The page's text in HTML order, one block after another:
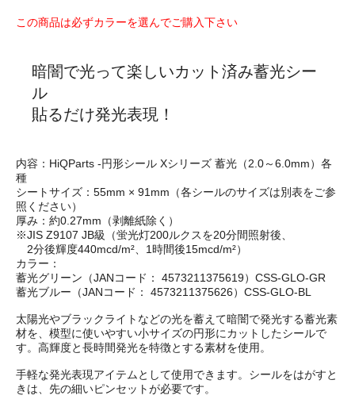
この商品は必ずカラーを選んでご購入下さい
暗闇で光って楽しいカット済み蓄光シー
ル
貼るだけ発光表現！
内容：HiQParts -円形シール Xシリーズ 蓄光（2.0～6.0mm）各
種
シートサイズ：55mm × 91mm（各シールのサイズは別表をご参
照ください）
厚み：約0.27mm（剥離紙除く）
※JIS Z9107 JB級（蛍光灯200ルクスを20分間照射後、
2分後輝度440mcd/m²、1時間後15mcd/m²）
カラー：
蓄光グリーン（JANコード： 4573211375619）CSS-GLO-GR
蓄光ブルー（JANコード： 4573211375626）CSS-GLO-BL
太陽光やブラックライトなどの光を蓄えて暗闇で発光する蓄光素
材を、模型に使いやすい小サイズの円形にカットしたシールで
す。高輝度と長時間発光を特徴とする素材を使用。
手軽な発光表現アイテムとして使用できます。シールをはがすと
きは、先の細いピンセットが必要です。